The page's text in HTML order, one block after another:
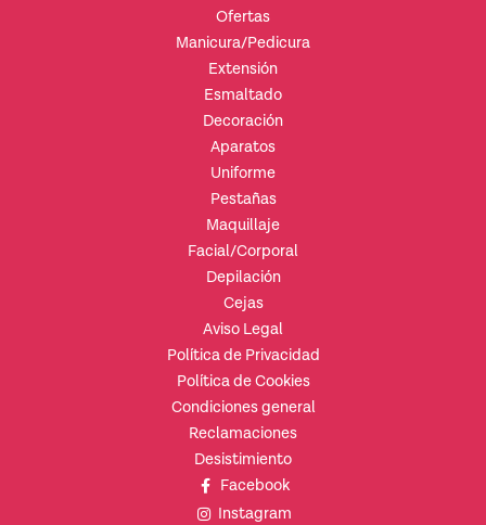
Ofertas
Manicura/Pedicura
Extensión
Esmaltado
Decoración
Aparatos
Uniforme
Pestañas
Maquillaje
Facial/Corporal
Depilación
Cejas
Aviso Legal
Política de Privacidad
Política de Cookies
Condiciones general
Reclamaciones
Desistimiento
Facebook
Instagram